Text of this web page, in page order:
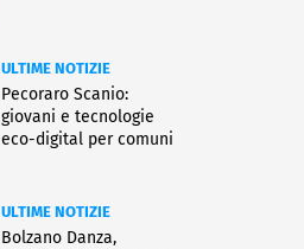
ULTIME NOTIZIE
Pecoraro Scanio:
giovani e tecnologie
eco-digital per comuni
ULTIME NOTIZIE
Bolzano Danza,